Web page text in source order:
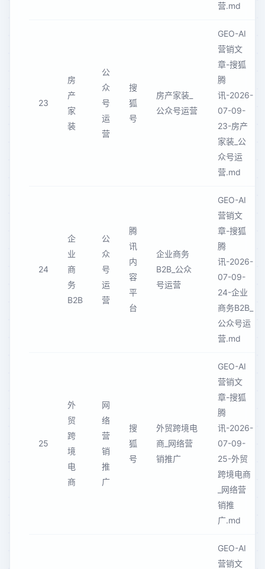
营.md
23
房
产
家
装
公
众
号
运
营
搜
狐
号
房产家装_
公众号运营
GEO-AI
营销文
章-搜狐
腾
讯-2026-
07-09-
23-房产
家装_公
众号运
营.md
24
企
业
商
务
B2B
公
众
号
运
营
腾
讯
内
容
平
台
企业商务
B2B_公众
号运营
GEO-AI
营销文
章-搜狐
腾
讯-2026-
07-09-
24-企业
商务B2B_
公众号运
营.md
25
外
贸
跨
境
电
商
网
络
营
销
推
广
搜
狐
号
外贸跨境电
商_网络营
销推广
GEO-AI
营销文
章-搜狐
腾
讯-2026-
07-09-
25-外贸
跨境电商
_网络营
销推
广.md
GEO-AI
营销文